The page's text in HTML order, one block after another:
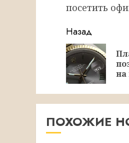
посетить
чтение
Назад
на
ПОХОЖИЕ